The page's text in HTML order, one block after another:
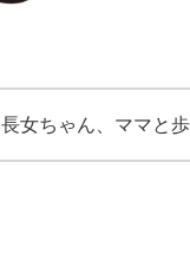
長女ちゃん、ママと